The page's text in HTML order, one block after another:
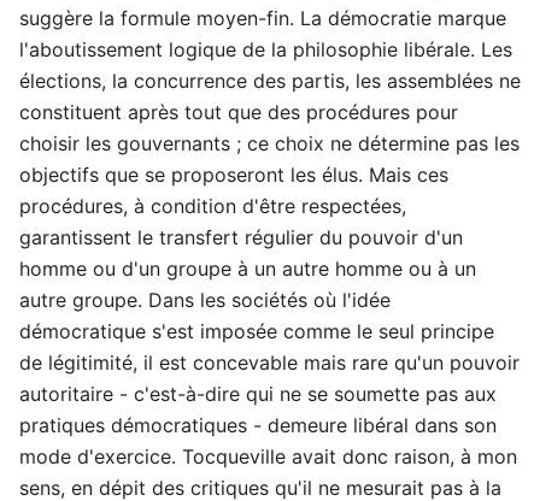
suggère la formule moyen-fin. La démocratie marque
l'aboutissement logique de la philosophie libérale. Les
élections, la concurrence des partis, les assemblées ne
constituent après tout que des procédures pour
choisir les gouvernants ; ce choix ne détermine pas les
objectifs que se proposeront les élus. Mais ces
procédures, à condition d'être respectées,
garantissent le transfert régulier du pouvoir d'un
homme ou d'un groupe à un autre homme ou à un
autre groupe. Dans les sociétés où l'idée
démocratique s'est imposée comme le seul principe
de légitimité, il est concevable mais rare qu'un pouvoir
autoritaire - c'est-à-dire qui ne se soumette pas aux
pratiques démocratiques - demeure libéral dans son
mode d'exercice. Tocqueville avait donc raison, à mon
sens, en dépit des critiques qu'il ne mesurait pas à la